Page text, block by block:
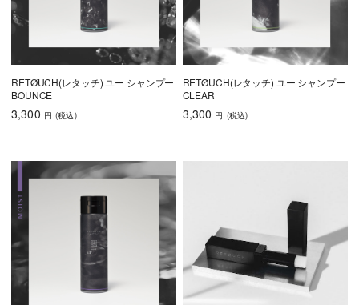
RETØUCH(レタッチ) ユー シャンプー
BOUNCE
3,300 円 (税込)
RETØUCH(レタッチ) ユー シャンプー
CLEAR
3,300 円 (税込)